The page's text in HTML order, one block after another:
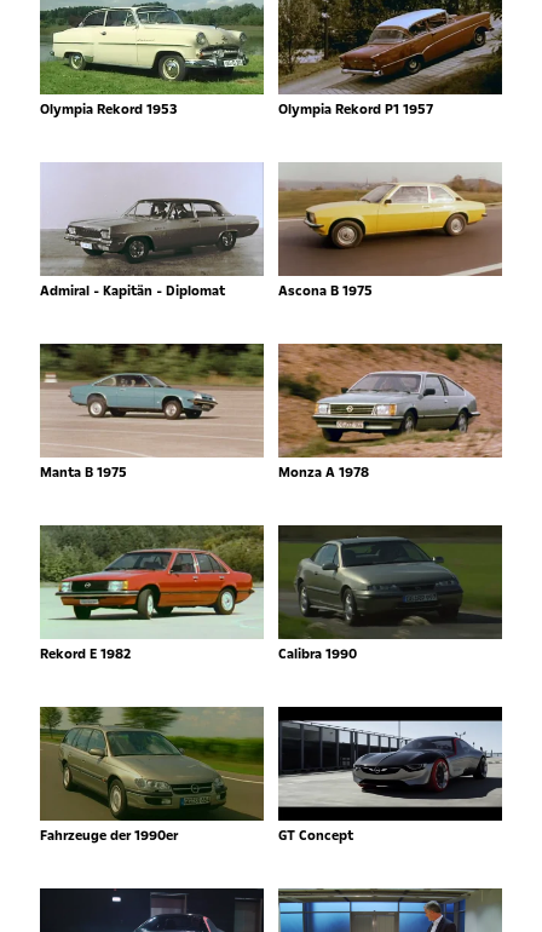
Olympia Rekord 1953 Olympia Rekord P1 1957
Admiral - Kapitän - Diplomat Ascona B 1975
Manta B 1975 Monza A 1978
Rekord E 1982 Calibra 1990
Fahrzeuge der 1990er GT Concept